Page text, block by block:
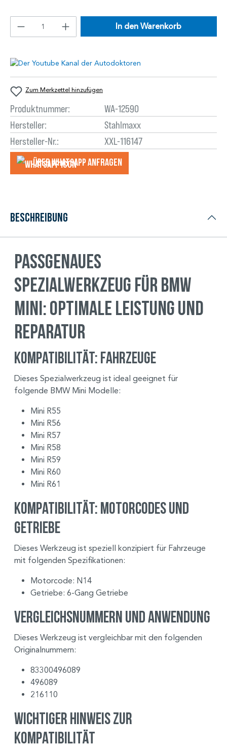
In den Warenkorb
Zum Merkzettel hinzufügen
Produktnummer:
WA-12590
Hersteller:
Stahlmaxx
Hersteller-Nr.:
XXL-116147
Über WhatsApp anfragеn
Beschreibung
Passgenaues
Spezialwerkzeug für BMW
Mini: Optimale Leistung und
Reparatur
Kompatibilität: Fahrzeuge
Dieses Spezialwerkzeug ist ideal geeignet für
folgende BMW Mini Modelle:
Mini R55
Mini R56
Mini R57
Mini R58
Mini R59
Mini R60
Mini R61
Kompatibilität: Motorcodes und
Getriebe
Dieses Werkzeug ist speziell konzipiert für Fahrzeuge
mit folgenden Spezifikationen:
Motorcode: N14
Getriebe: 6-Gang Getriebe
Vergleichsnummern und Anwendung
Dieses Werkzeug ist vergleichbar mit den folgenden
Originalnummern:
83300496089
496089
216110
Wichtiger Hinweis zur
Kompatibilität